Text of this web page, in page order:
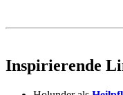
Inspirierende